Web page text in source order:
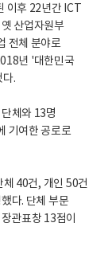
후 22년간 ICT
산업자원부
전체 분야로
년 '대한민국
다.
체와 13명
기여한 공로로
40건, 개인 50건
다. 단체 부문
관표창 13점이